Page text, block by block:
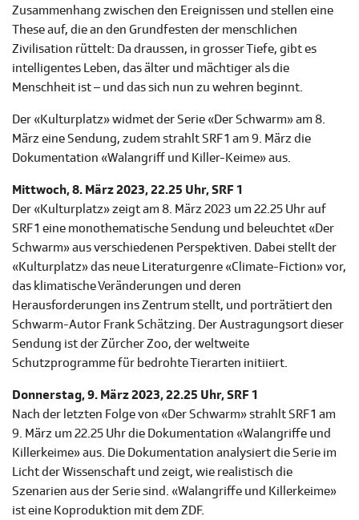
Zusammenhang zwischen den Ereignissen und stellen eine
These auf, die an den Grundfesten der menschlichen
Zivilisation rüttelt: Da draussen, in grosser Tiefe, gibt es
intelligentes Leben, das älter und mächtiger als die
Menschheit ist – und das sich nun zu wehren beginnt.
Der «Kulturplatz» widmet der Serie «Der Schwarm» am 8.
März eine Sendung, zudem strahlt SRF 1 am 9. März die
Dokumentation «Walangriff und Killer-Keime» aus.
Mittwoch, 8. März 2023, 22.25 Uhr, SRF 1
Der «Kulturplatz» zeigt am 8. März 2023 um 22.25 Uhr auf
SRF 1 eine monothematische Sendung und beleuchtet «Der
Schwarm» aus verschiedenen Perspektiven. Dabei stellt der
«Kulturplatz» das neue Literaturgenre «Climate-Fiction» vor,
das klimatische Veränderungen und deren
Herausforderungen ins Zentrum stellt, und porträtiert den
Schwarm-Autor Frank Schätzing. Der Austragungsort dieser
Sendung ist der Zürcher Zoo, der weltweite
Schutzprogramme für bedrohte Tierarten initiiert.
Donnerstag, 9. März 2023, 22.25 Uhr, SRF 1
Nach der letzten Folge von «Der Schwarm» strahlt SRF 1 am
9. März um 22.25 Uhr die Dokumentation «Walangriffe und
Killerkeime» aus. Die Dokumentation analysiert die Serie im
Licht der Wissenschaft und zeigt, wie realistisch die
Szenarien aus der Serie sind. «Walangriffe und Killerkeime»
ist eine Koproduktion mit dem ZDF.